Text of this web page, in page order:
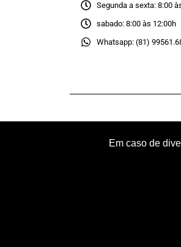
Segunda a sexta: 8:00
sabado: 8:00 às 12:00h
Whatsapp: (81)
Em caso de